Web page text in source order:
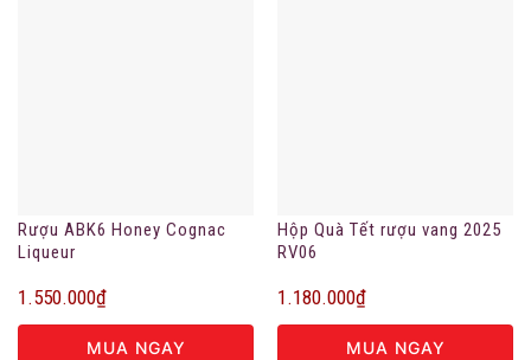
Rượu ABK6 Honey Cognac
Liqueur
1.550.000₫
MUA NGAY
Hộp Quà Tết rượu vang 2025
RV06
1.180.000₫
MUA NGAY